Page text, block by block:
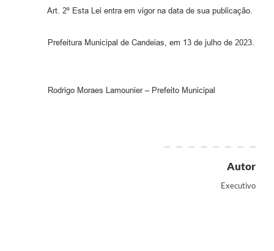
Art. 2º Esta Lei entra em vigor na data de sua publicação.
Prefeitura Municipal de Candeias, em 13 de julho de 2023.
Rodrigo Moraes Lamounier – Prefeito Municipal
Autor
Executivo